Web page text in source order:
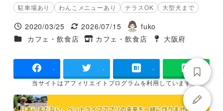
駐車場あり わんこメニューあり テラスOK 大型犬まで
投稿日
2020/03/25
更新日
2026/07/15
著
者
fuko
施設ジャンル
カフェ・飲食店
タグ
カフェ・飲食店
タグ
大阪府
- - -
当サイトはアフィリエイトプログラムを利用しています